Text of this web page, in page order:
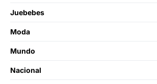
Juebebes
Moda
Mundo
Nacional